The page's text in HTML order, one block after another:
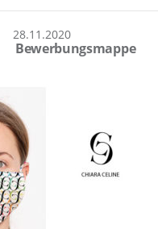
28.11.2020
Bewerbungsmappe